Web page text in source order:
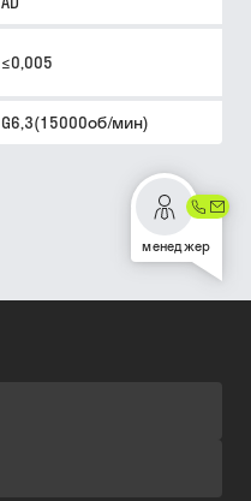
≤0,005
G6,3(15000об/мин)
менеджер